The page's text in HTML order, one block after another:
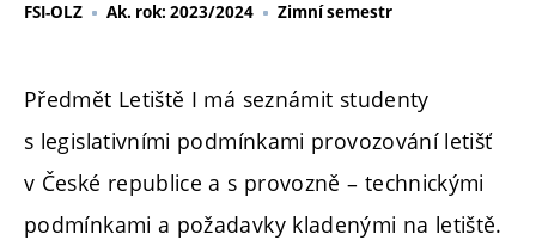
FSI-OLZ Ak. rok: 2023/2024 Zimní semestr
Předmět Letiště I má seznámit studenty
s legislativními podmínkami provozování letišť
v České republice a s provozně – technickými
podmínkami a požadavky kladenými na letiště.